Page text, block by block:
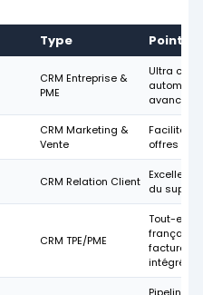
Type Points
CRM Entreprise &
PME
Ultra
avancée
CRM Marketing &
Vente
Facilité
offres
CRM Relation Client
du
CRM TPE/PME
Tout-en-
français,
intégrés